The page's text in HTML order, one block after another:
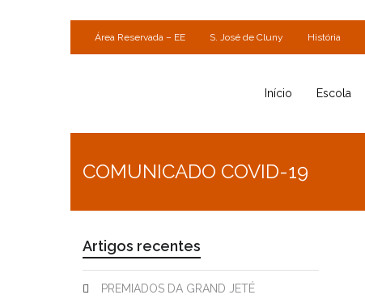
Área Reservada – EE S. José de Cluny História
Início Escola
COMUNICADO COVID-19
Artigos recentes
PREMIADOS DA GRAND JETÉ